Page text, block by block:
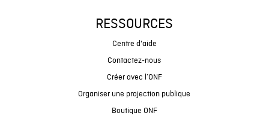
RESSOURCES
Centre d'aide
Contactez-nous
Créer avec l’ONF
Organiser une projection publique
Boutique ONF